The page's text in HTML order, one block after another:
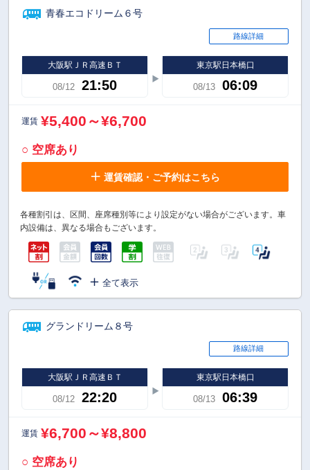
青春エコドリーム６号
路線詳細
大阪駅ＪＲ高速ＢＴ
08/12 21:50
東京駅日本橋口
08/13 06:09
運賃 ¥5,400～¥6,700
○ 空席あり
運賃確認・ご予約はこちら
各種割引は、区間、座席種別等により設定がない場合がございます。車
内設備は、異なる場合もございます。
全て表示
グランドリーム８号
路線詳細
大阪駅ＪＲ高速ＢＴ
08/12 22:20
東京駅日本橋口
08/13 06:39
運賃 ¥6,700～¥8,800
○ 空席あり